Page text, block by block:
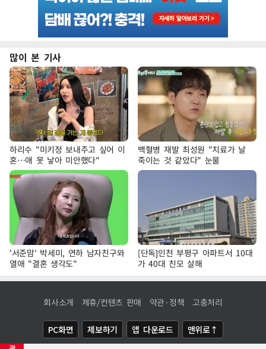
많이 본 기사
하리수 "미키정 보내주고 싶어 이
혼…애 못 낳아 미안했다"
백혈병 재발 최성원 "치료가 날
죽이는 것 같았다" 눈물
'서준맘' 박세미, 연하 남자친구와
열애 "결혼 생각도"
[단독]인천 부평구 아파트서 10대
가 40대 친모 살해
회사소개 제휴/컨텐츠 판매 약관·정책 고충처리
PC화면 제보하기 앱 다운로드 맨위로↑